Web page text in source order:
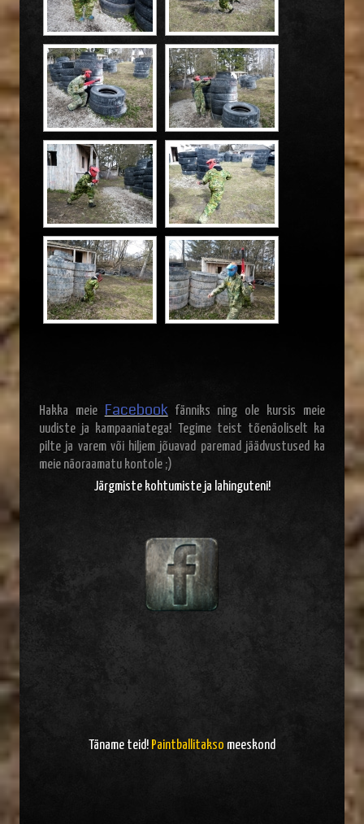
Hakka meie Facebookfänniks ning ole kursis meie
uudiste ja kampaaniatega! Tegime teist tõenäoliselt ka
pilte ja varem või hiljem jõuavad paremad jäädvustused ka
meie näoraamatu kontole ;)
Järgmiste kohtumiste ja lahinguteni!
Täname teid! Paintballitakso meeskond